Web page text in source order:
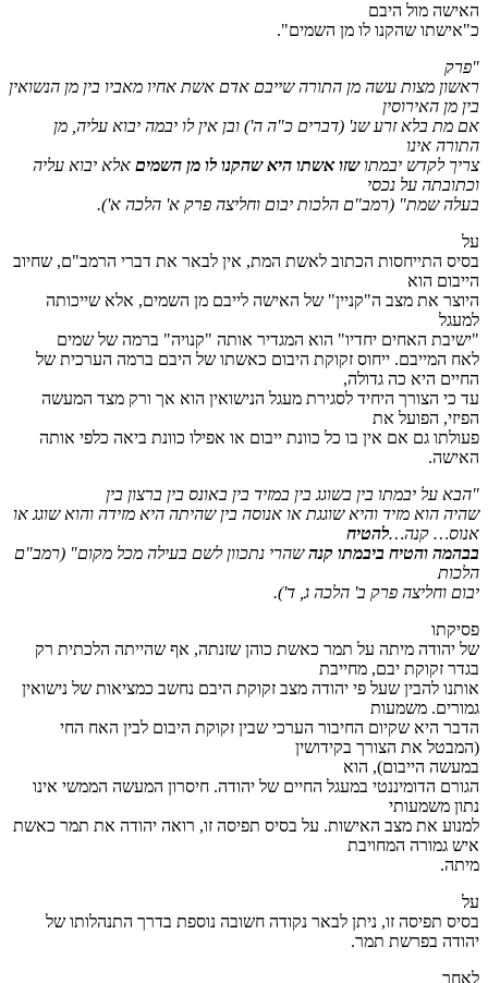
האישה מול היבם
כ"אישתו שהקנו לו מן השמים".
"פרק
ראשון מצות עשה מן התורה שייבם אדם אשת אחיו מאביו בין מן הנשואין
בין מן האירוסין
אם מת בלא זרע שנ' (דברים כ"ה ה') ובן אין לו יבמה יבוא עליה, מן
התורה אינו
צריך לקדש יבמתושזו אשתו היא שהקנו לו מן השמים אלא יבוא עליה
וכתובתה על נכסי
בעלה שמת" (רמב"ם הלכות יבום וחליצה פרק א' הלכה א').
על
בסיס התייחסות הכתוב לאשת המת, אין לבאר את דברי הרמב"ם, שחיוב
הייבום הוא
היוצר את מצב ה"קניין" של האישה לייבם מן השמים, אלא שייכותה
למעגל
"ישיבת האחים יחדיו" הוא המגדיר אותה "קנויה" ברמה של שמים
לאח המייבם. ייחוס זקוקת היבום כאשתו של היבם ברמה הערכית של
החיים היא כה גדולה,
עד כי הצורך היחיד לסגירת מעגל הנישואין הוא אך ורק מצד המעשה
הפיזי, הפועל את
פעולתו גם אם אין בו כל כוונת ייבום או אפילו כוונת ביאה כלפי אותה
האישה.
"הבא על יבמתו בין בשוגג בין במזיד בין באונס בין ברצון בין
שהיה הוא מזיד והיא שוגגת או אנוסה בין שהיתה היא מזידה והוא שוגג או
אנוס… קנה…להטיח
בבהמה והטיח ביבמתו קנהשהרי נתכוון לשם בעילה מכל מקום" (רמב"ם
הלכות
יבום וחליצה פרק ב' הלכה ג, ד').
פסיקתו
של יהודה מיתה על תמר כאשת כוהן שזנתה, אף שהייתה הלכתית רק
בגדר זקוקת יבם, מחייבת
אותנו להבין שעל פי יהודה מצב זקוקת היבם נחשב כמציאות של נישואין
גמורים. משמעות
הדבר היא שקיום החיבור הערכי שבין זקוקת היבום לבין האח החי
(המבטל את הצורך בקידושין
במעשה הייבום), הוא
הגורם הדומיננטי במעגל החיים של יהודה. חיסרון המעשה הממשי אינו
נתון משמעותי
למנוע את מצב האישות. על בסיס תפיסה זו, רואה יהודה את תמר כאשת
איש גמורה המחויבת
מיתה.
על
בסיס תפיסה זו, ניתן לבאר נקודה חשובה נוספת בדרך התנהלותו של
יהודה בפרשת תמר.
לאחר